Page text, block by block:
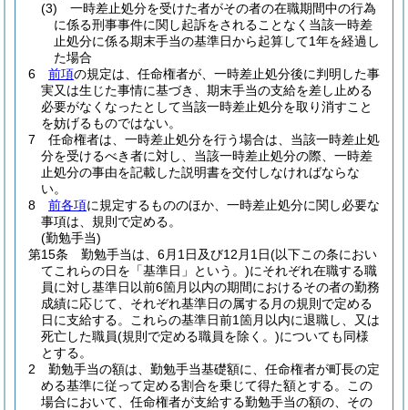
(3)
一時差止処分を受けた者がその者の在職期間中の行為
に係る刑事事件に関し起訴をされることなく当該一時差
止処分に係る期末手当の基準日から起算して1年を経過し
た場合
6
前項の規定は、任命権者が、一時差止処分後に判明した事
実又は生じた事情に基づき、期末手当の支給を差し止める
必要がなくなったとして当該一時差止処分を取り消すこと
を妨げるものではない。
7
任命権者は、一時差止処分を行う場合は、当該一時差止処
分を受けるべき者に対し、当該一時差止処分の際、一時差
止処分の事由を記載した説明書を交付しなければならな
い。
8
前各項に規定するもののほか、一時差止処分に関し必要な
事項は、規則で定める。
(勤勉手当)
第15条
勤勉手当は、6月1日及び12月1日(以下この条におい
てこれらの日を「基準日」という。)にそれぞれ在職する職
員に対し基準日以前6箇月以内の期間におけるその者の勤務
成績に応じて、それぞれ基準日の属する月の規則で定める
日に支給する。
これらの基準日前1箇月以内に退職し、又は
死亡した職員(規則で定める職員を除く。)についても同様
とする。
2
勤勉手当の額は、勤勉手当基礎額に、任命権者が町長の定
める基準に従って定める割合を乗じて得た額とする。
この
場合において、任命権者が支給する勤勉手当の額の、その